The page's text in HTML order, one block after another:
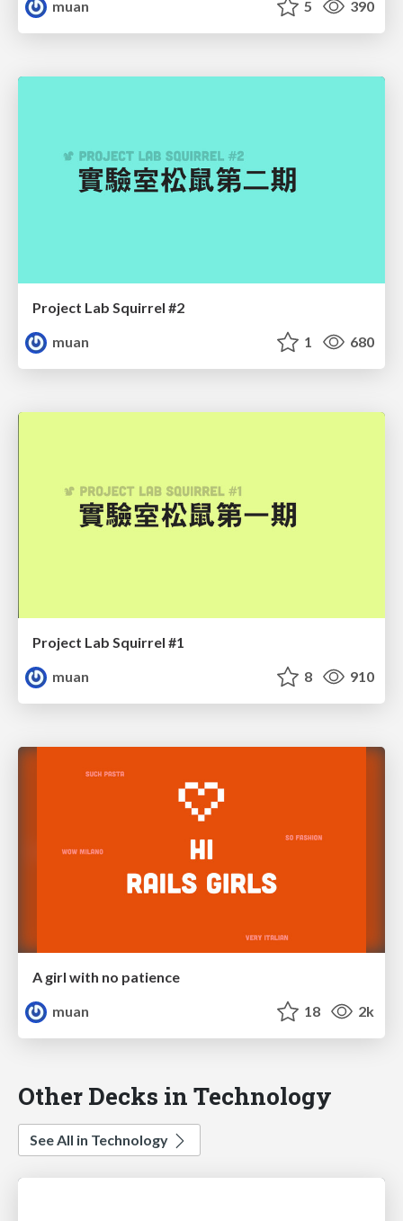
muan 5 390
Project Lab Squirrel #2
muan
1 680
Project Lab Squirrel #1
muan
8 910
A girl with no patience
muan
18 2k
Other Decks in Technology
See All in Technology